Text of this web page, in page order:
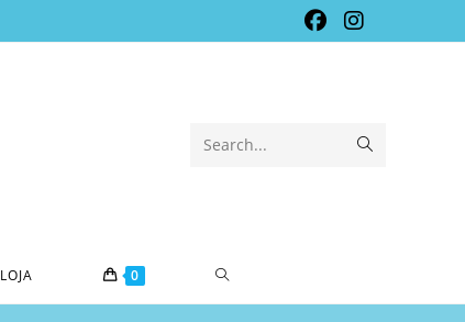
Search...
LOJA 0 TOGGLE